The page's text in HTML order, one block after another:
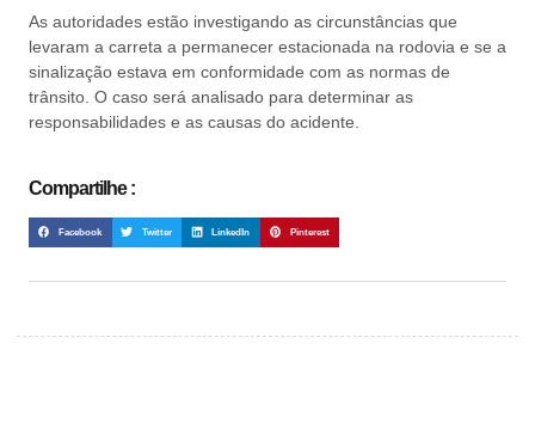
As autoridades estão investigando as circunstâncias que
levaram a carreta a permanecer estacionada na rodovia e se a
sinalização estava em conformidade com as normas de
trânsito. O caso será analisado para determinar as
responsabilidades e as causas do acidente.
Compartilhe :
Facebook Twitter LinkedIn Pinterest